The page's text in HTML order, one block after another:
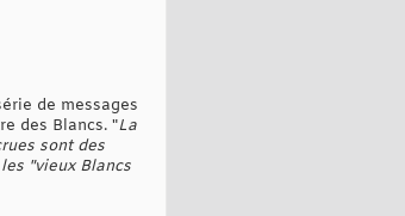
de messages
des Blancs. "La
sont des
"vieux Blancs